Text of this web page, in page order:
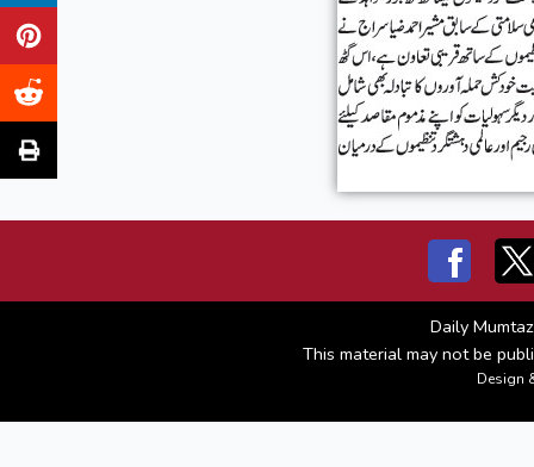
Daily
This material may not be
Design